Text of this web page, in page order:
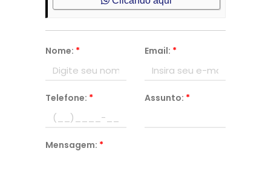
Nome: * Email: *
Telefone: * Assunto: *
Mensagem: *